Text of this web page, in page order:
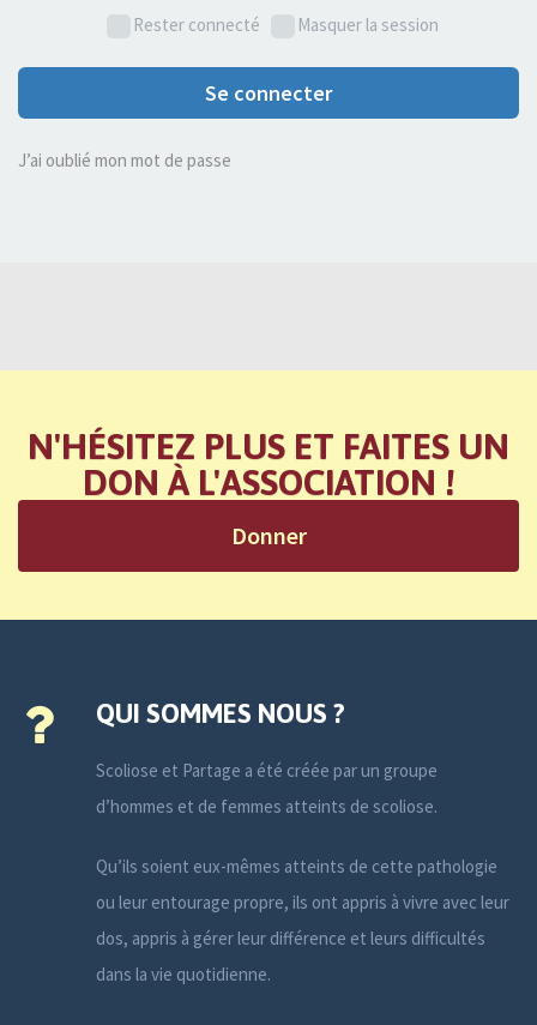
Rester connecté Masquer la session
Se connecter
J’ai oublié mon mot de passe
N'HÉSITEZ PLUS ET FAITES UN
DON À L'ASSOCIATION !
Donner
QUI SOMMES NOUS ?
Scoliose et Partage a été créée par un groupe
d’hommes et de femmes atteints de scoliose.
Qu’ils soient eux-mêmes atteints de cette pathologie
ou leur entourage propre, ils ont appris à vivre avec leur
dos, appris à gérer leur différence et leurs difficultés
dans la vie quotidienne.